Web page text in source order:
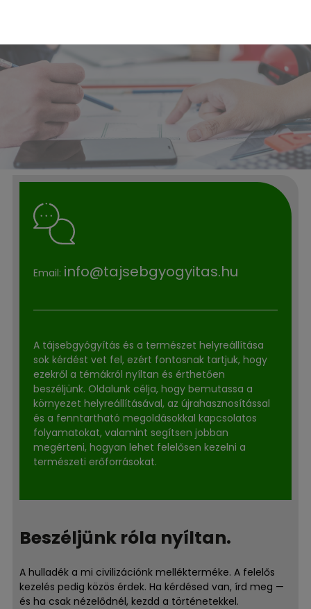
Email: info@tajsebgyogyitas.hu
A tájsebgyógyítás és a természet helyreállítása
sok kérdést vet fel, ezért fontosnak tartjuk, hogy
ezekről a témákról nyíltan és érthetően
beszéljünk. Oldalunk célja, hogy bemutassa a
környezet helyreállításával, az újrahasznosítással
és a fenntartható megoldásokkal kapcsolatos
folyamatokat, valamint segítsen jobban
megérteni, hogyan lehet felelősen kezelni a
természeti erőforrásokat.
Beszéljünk róla nyíltan.
A hulladék a mi civilizációnk mellékterméke. A felelős
kezelés pedig közös érdek. Ha kérdésed van, írd meg —
és ha csak nézelődnél, kezdd a történetekkel.